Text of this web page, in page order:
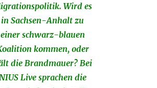
Wird es
in Sachsen-Anhalt zu
einer schwarz-blauen
kommen, oder
die Brandmauer? Bei
Live sprachen die